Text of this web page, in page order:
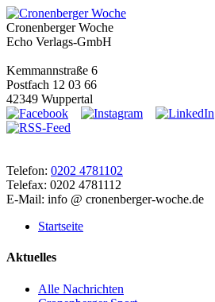
Cronenberger Woche
Echo Verlags-GmbH
Kemmannstraße 6
Postfach 12 03 66
42349 Wuppertal
Telefon: 0202 4781102
Telefax: 0202 4781112
E-Mail: info @ cronenberger-woche.de
Startseite
Aktuelles
Alle Nachrichten